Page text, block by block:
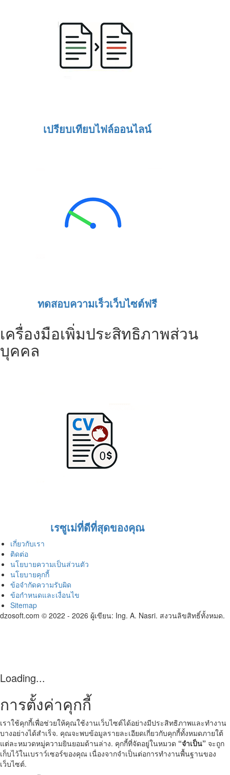
เปรียบเทียบไฟล์ออนไลน์
ทดสอบความเร็วเว็บไซต์ฟรี
เครื่องมือเพิ่มประสิทธิภาพส่วน
บุคคล
เรซูเม่ที่ดีที่สุดของคุณ
เกี่ยวกับเรา
ติดต่อ
นโยบายความเป็นส่วนตัว
นโยบายคุกกี้
ข้อจำกัดความรับผิด
ข้อกำหนดและเงื่อนไข
Sitemap
dzosoft.com © 2022 - 2026 ผู้เขียน: Ing. A. Nasri. สงวนลิขสิทธิ์ทั้งหมด.
Loading...
การตั้งค่าคุกกี้
เราใช้คุกกี้เพื่อช่วยให้คุณใช้งานเว็บไซต์ได้อย่างมีประสิทธิภาพและทำงาน
บางอย่างได้สำเร็จ. คุณจะพบข้อมูลรายละเอียดเกี่ยวกับคุกกี้ทั้งหมดภายใต้
แต่ละหมวดหมู่ความยินยอมด้านล่าง. คุกกี้ที่จัดอยู่ในหมวด “จำเป็น” จะถูก
เก็บไว้ในเบราว์เซอร์ของคุณ เนื่องจากจำเป็นต่อการทำงานพื้นฐานของ
เว็บไซต์.